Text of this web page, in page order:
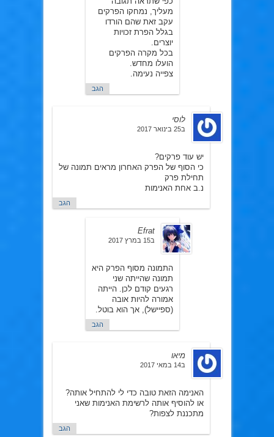
מעליך, נמחקו הפרקים
עקב זאת שהם הורדו
בגלל הפרת זכויות
יוצרים.
בכל מקרה הפרקים
הועלו מחדש.
צפייה נעימה.
הגב
לוסי
ב25 בינואר 2017
יש עוד פרקים?
כי הסוף של הפרק האחרון מראים תמונה של
תחילת פרק
נ.ב אחת האנימות
הגב
Efrat
ב15 במרץ 2017
התמונה מסוף הפרק היא
תמונה שהייתה שני
רגעים קודם לכן. הייתה
אמורה להיות אובה
(ספיישל), אך הוא בוטל.
הגב
מיאו
ב14 במאי 2017
האנימה הזאת טובה כדי לי להתחיל אותה?
או להוסיף אותה לרשימת האנימות שאני
מתכננת לצפות?
הגב